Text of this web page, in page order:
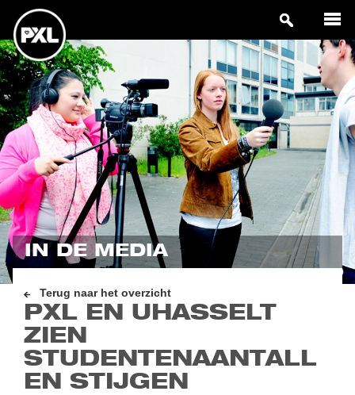
IN DE MEDIA
Terug naar het overzicht
PXL EN UHASSELT
ZIEN
STUDENTENAANTALL
EN STIJGEN